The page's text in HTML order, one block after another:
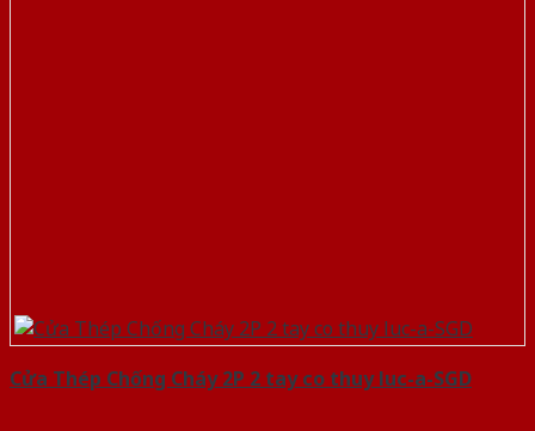
Cửa Thép Chống Cháy 2P 2 tay co thuy luc-a-SGD